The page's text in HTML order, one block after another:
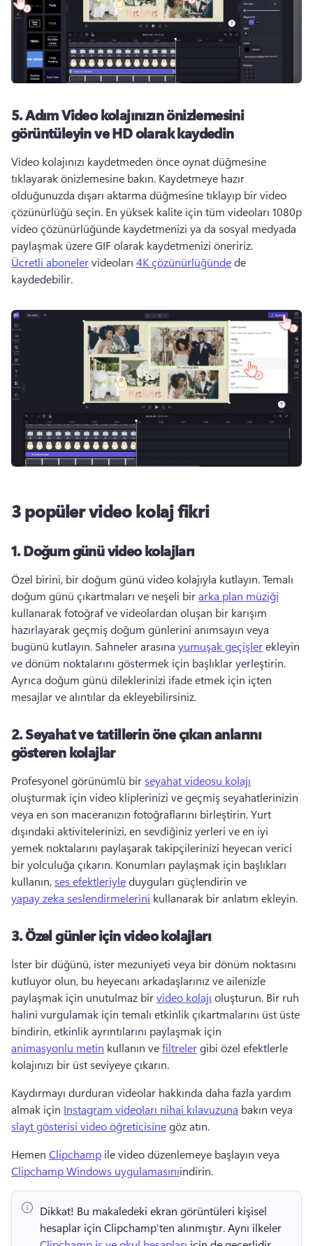
5. AdımVideo kolajınızın önizlemesini
görüntüleyin ve HD olarak kaydedin
Video kolajınızı kaydetmeden önce oynat düğmesine
tıklayarak önizlemesine bakın. Kaydetmeye hazır
olduğunuzda dışarı aktarma düğmesine tıklayıp bir video
çözünürlüğü seçin. En yüksek kalite için tüm videoları 1080p
video çözünürlüğünde kaydetmenizi ya da sosyal medyada
paylaşmak üzere GIF olarak kaydetmenizi öneririz.
Ücretli aboneler videoları 4K çözünürlüğünde de
kaydedebilir.
3 popüler video kolaj fikri
1.Doğum günü video kolajları
Özel birini, bir doğum günü video kolajıyla kutlayın. Temalı
doğum günü çıkartmaları ve neşeli bir arka plan müziği
kullanarak fotoğraf ve videolardan oluşan bir karışım
hazırlayarak geçmiş doğum günlerini anımsayın veya
bugünü kutlayın. Sahneler arasına yumuşak geçişler ekleyin
Ayrıca doğum günü dileklerinizi ifade etmek için içten
mesajlar ve alıntılar da ekleyebilirsiniz.
2.Seyahat ve tatillerin öne çıkan anlarını
gösteren kolajlar
Profesyonel görünümlü bir seyahat videosu kolajı
oluşturmak için video kliplerinizi ve geçmiş seyahatlerinizin
veya en son maceranızın fotoğraflarını birleştirin. Yurt
dışındaki aktivitelerinizi, en sevdiğiniz yerleri ve en iyi
yemek noktalarını paylaşarak takipçilerinizi heyecan verici
bir yolculuğa çıkarın. Konumları paylaşmak için başlıkları
kullanın, ses efektleriyle duyguları güçlendirin ve
yapay zeka seslendirmelerini kullanarak bir anlatım ekleyin.
3.Özel günler için video kolajları
İster bir düğünü, ister mezuniyeti veya bir dönüm noktasını
kutluyor olun, bu heyecanı arkadaşlarınız ve ailenizle
paylaşmak için unutulmaz bir video kolajı oluşturun. Bir ruh
halini vurgulamak için temalı etkinlik çıkartmalarını üst üste
bindirin, etkinlik ayrıntılarını paylaşmak için
animasyonlu metin kullanın ve filtreler gibi özel efektlerle
kolajınızı bir üst seviyeye çıkarın.
Kaydırmayı durduran videolar hakkında daha fazla yardım
almak için Instagram videoları nihai kılavuzuna bakın veya
slayt gösterisi video öğreticisine göz atın.
Hemen Clipchamp ile video düzenlemeye başlayın veya
Clipchamp Windows uygulamasınıindirin.
Dikkat! Bu makaledeki ekran görüntüleri kişisel
hesaplar için Clipchamp'ten alınmıştır.